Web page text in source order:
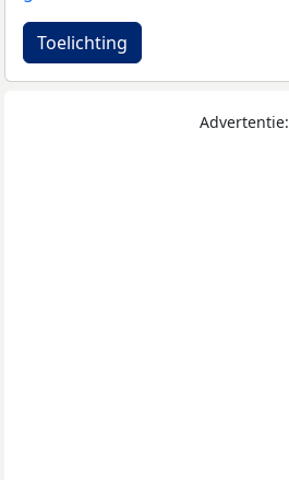
Toelichting
Advertentie: